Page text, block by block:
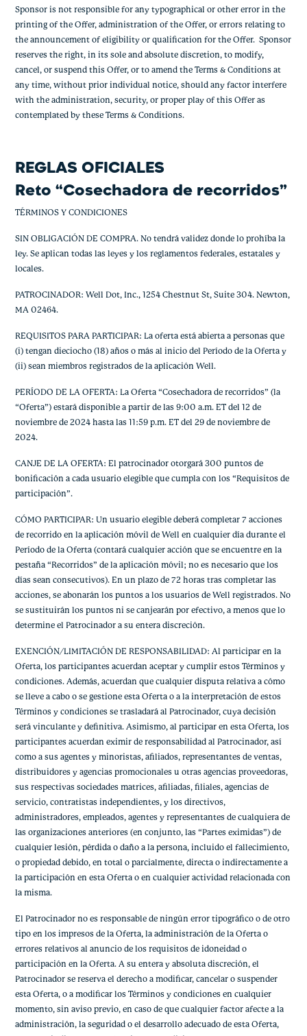
Sponsor is not responsible for any typographical or other error in the
printing of the Offer, administration of the Offer, or errors relating to
the announcement of eligibility or qualification for the Offer. Sponsor
reserves the right, in its sole and absolute discretion, to modify,
cancel, or suspend this Offer, or to amend the Terms & Conditions at
any time, without prior individual notice, should any factor interfere
with the administration, security, or proper play of this Offer as
contemplated by these Terms & Conditions.
REGLAS OFICIALES
Reto “Cosechadora de recorridos”
TÉRMINOS Y CONDICIONES
SIN OBLIGACIÓN DE COMPRA. No tendrá validez donde lo prohíba la
ley. Se aplican todas las leyes y los reglamentos federales, estatales y
locales.
PATROCINADOR: Well Dot, Inc., 1254 Chestnut St, Suite 304. Newton,
MA 02464.
REQUISITOS PARA PARTICIPAR: La oferta está abierta a personas que
(i) tengan dieciocho (18) años o más al inicio del Período de la Oferta y
(ii) sean miembros registrados de la aplicación Well.
PERÍODO DE LA OFERTA: La Oferta “Cosechadora de recorridos” (la
“Oferta”) estará disponible a partir de las 9:00 a.m. ET del 12 de
noviembre de 2024 hasta las 11:59 p.m. ET del 29 de noviembre de
2024.
CANJE DE LA OFERTA: El patrocinador otorgará 300 puntos de
bonificación a cada usuario elegible que cumpla con los “Requisitos de
participación”.
CÓMO PARTICIPAR: Un usuario elegible deberá completar 7 acciones
de recorrido en la aplicación móvil de Well en cualquier día durante el
Período de la Oferta (contará cualquier acción que se encuentre en la
pestaña “Recorridos” de la aplicación móvil; no es necesario que los
días sean consecutivos). En un plazo de 72 horas tras completar las
acciones, se abonarán los puntos a los usuarios de Well registrados. No
se sustituirán los puntos ni se canjearán por efectivo, a menos que lo
determine el Patrocinador a su entera discreción.
EXENCIÓN/LIMITACIÓN DE RESPONSABILIDAD: Al participar en la
Oferta, los participantes acuerdan aceptar y cumplir estos Términos y
condiciones. Además, acuerdan que cualquier disputa relativa a cómo
se lleve a cabo o se gestione esta Oferta o a la interpretación de estos
Términos y condiciones se trasladará al Patrocinador, cuya decisión
será vinculante y definitiva. Asimismo, al participar en esta Oferta, los
participantes acuerdan eximir de responsabilidad al Patrocinador, así
como a sus agentes y minoristas, afiliados, representantes de ventas,
distribuidores y agencias promocionales u otras agencias proveedoras,
sus respectivas sociedades matrices, afiliadas, filiales, agencias de
servicio, contratistas independientes, y los directivos,
administradores, empleados, agentes y representantes de cualquiera de
las organizaciones anteriores (en conjunto, las “Partes eximidas”) de
cualquier lesión, pérdida o daño a la persona, incluido el fallecimiento,
o propiedad debido, en total o parcialmente, directa o indirectamente a
la participación en esta Oferta o en cualquier actividad relacionada con
la misma.
El Patrocinador no es responsable de ningún error tipográfico o de otro
tipo en los impresos de la Oferta, la administración de la Oferta o
errores relativos al anuncio de los requisitos de idoneidad o
participación en la Oferta. A su entera y absoluta discreción, el
Patrocinador se reserva el derecho a modificar, cancelar o suspender
esta Oferta, o a modificar los Términos y condiciones en cualquier
momento, sin aviso previo, en caso de que cualquier factor afecte a la
administración, la seguridad o el desarrollo adecuado de esta Oferta,